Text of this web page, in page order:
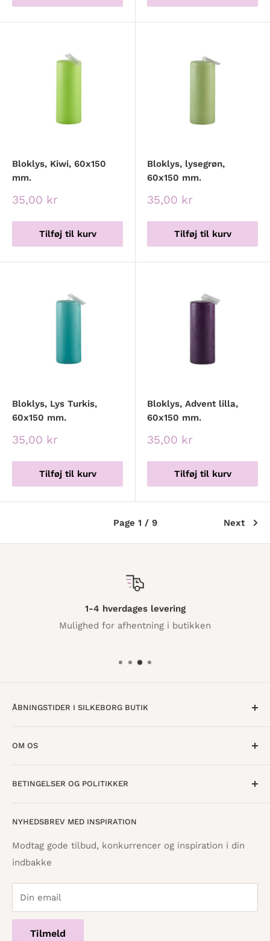
Bloklys, Kiwi, 60x150
mm.
Udsalgspris
35,00 kr
Tilføj til kurv
Bloklys, lysegrøn,
60x150 mm.
Udsalgspris
35,00 kr
Tilføj til kurv
Bloklys, Lys Turkis,
60x150 mm.
Udsalgspris
35,00 kr
Tilføj til kurv
Bloklys, Advent lilla,
60x150 mm.
Udsalgspris
35,00 kr
Tilføj til kurv
Page 1 / 9 Next
1-4 hverdages levering
Mulighed for afhentning i butikken
ÅBNINGSTIDER I SILKEBORG BUTIK
Fredag · 10:00 - 18:00
Vestergade 8
Tlf.: 86 82 09 25
Telefontid hverdage · 10:00 - 17:00
OM OS
Find butik
BETINGELSER OG POLITIKKER
Tilbagebetalingspolitik
Cookie- og privatlivspolitik
Servicevilkår
NYHEDSBREV MED INSPIRATION
Modtag gode tilbud, konkurrencer og inspiration i din
indbakke
Din email
Tilmeld